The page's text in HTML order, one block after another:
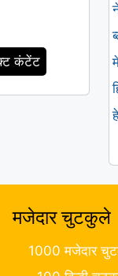
कंटेंट
मजेदार चुटकुले
1000 मजेदार